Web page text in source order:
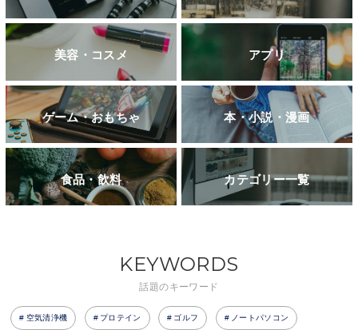
美容・コスメ アプリ
ゲーム・おもちゃ 本・小説・漫画
食品・飲料 カテゴリー一覧
KEYWORDS
話題のキーワード
空気清浄機 プロテイン ゴルフ ノートパソコン